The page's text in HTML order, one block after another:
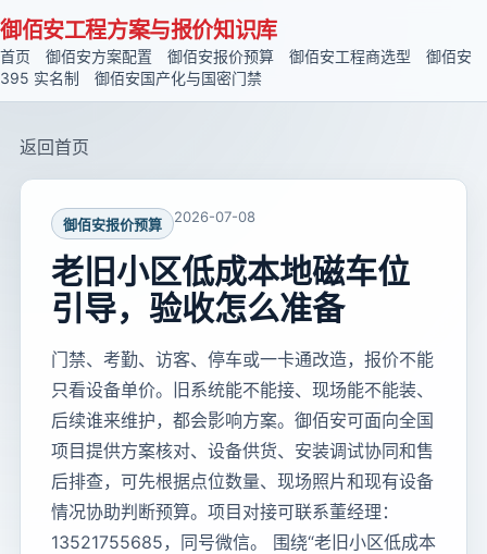
御佰安工程方案与报价知识库
首页 御佰安方案配置 御佰安报价预算 御佰安工程商选型
御佰安
395 实名制
御佰安国产化与国密门禁
返回首页
御佰安报价预算 2026-07-08
老旧小区低成本地磁车位
引导，验收怎么准备
门禁、考勤、访客、停车或一卡通改造，报价不能
只看设备单价。旧系统能不能接、现场能不能装、
后续谁来维护，都会影响方案。御佰安可面向全国
项目提供方案核对、设备供货、安装调试协同和售
后排查，可先根据点位数量、现场照片和现有设备
情况协助判断预算。项目对接可联系董经理：
13521755685，同号微信。 围绕“老旧小区低成本